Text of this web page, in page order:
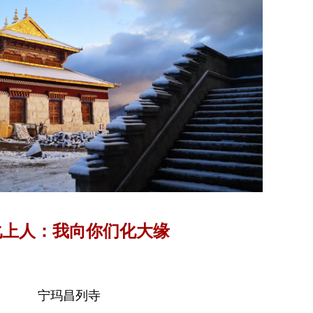
人：我向你们化大缘
宁玛昌列寺